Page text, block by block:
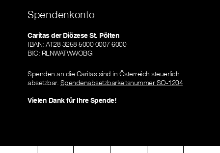
Spendenkonto
Caritas der Diözese St. Pölten
IBAN: AT28 3258 5000 0007 6000
BIC: RLNWATWWOBG
Spenden an die Caritas sind in Österreich steuerlich
absetzbar. Spendenabsetzbarkeitsnummer SO-1204
Vielen Dank für Ihre Spende!